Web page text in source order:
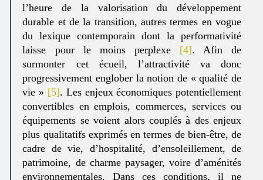
l’heure de la valorisation du développement
durable et de la transition, autres termes en vogue
du lexique contemporain dont la performativité
laisse pour le moins perplexe [4]. Afin de
surmonter cet écueil, l’attractivité va donc
progressivement englober la notion de « qualité de
vie » [5]. Les enjeux économiques potentiellement
convertibles en emplois, commerces, services ou
équipements se voient alors couplés à des enjeux
plus qualitatifs exprimés en termes de bien-être, de
cadre de vie, d’hospitalité, d’ensoleillement, de
patrimoine, de charme paysager, voire d’aménités
environnementales. Dans ces conditions, il ne